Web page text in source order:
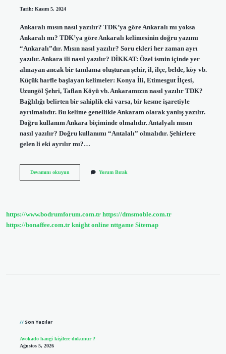
Tarih: Kasım 5, 2024
Ankaralı mısın nasıl yazılır? TDK’ya göre Ankaralı mı yoksa
Ankaralı mı? TDK’ya göre Ankaralı kelimesinin doğru yazımı
“Ankaralı”dır. Mısın nasıl yazılır? Soru ekleri her zaman ayrı
yazılır. Ankara ili nasıl yazılır? DİKKAT: Özel ismin içinde yer
almayan ancak bir tamlama oluşturan şehir, il, ilçe, belde, köy vb.
Küçük harfle başlayan kelimeler: Konya İli, Etimesgut İlçesi,
Uzungöl Şehri, Taflan Köyü vb. Ankaramızın nasıl yazılır TDK?
Bağlılığı belirten bir sahiplik eki varsa, bir kesme işaretiyle
ayrılmalıdır. Bu kelime genellikle Ankaram olarak yanlış yazılır.
Doğru kullanım Ankara biçiminde olmalıdır. Antalyalı mısın
nasıl yazılır? Doğru kullanımı “Antalalı” olmalıdır. Şehirlere
gelen li eki ayrılır mı?…
Devamını okuyunAnkarada
Yorum Bırak
https://www.bodrumforum.com.tr https://dmsmoble.com.tr
https://bonaffee.com.tr knight online nttgame Sitemap
Son Yazılar
Avokado hangi kişilere dokunur ?
Ağustos 5, 2026